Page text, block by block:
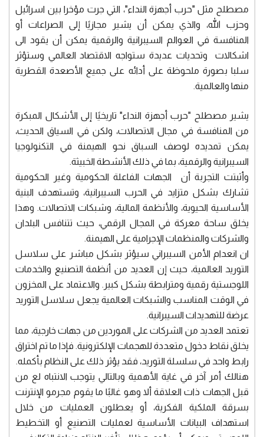
مصطلح مثل "حرب أجهزة النداء"، التي جرت مؤخرا بين اسرائيل
وحزب الله، والذي يمكن أن يشير مجازيًا إلى الصراعات أو
المنافسة في العوالم السيبرانية والرقمية يمكن أن يقود الى
اشكالات وتحديات عديدة ستواجه الاقتصاد العالمي وستؤثر
سلبا بصورة ملحوظة على أدائه على جميع الأصعدة القطرية
منها والعالمية.
يشير مصطلح "حرب أجهزة النداء" تاريخيًا إلى الأشكال المبكرة
من المنافسة في مجال الاتصالات، ولكن في السياق الحديث،
يمكن تمديده لوصف السباق نحو الهيمنة في التكنولوجيا
السيبرانية والرقمية، بما في ذلك الأنشطة الخبيثة.
وأثبتت التجربة أن الجهات الفاعلة الحكومية وغير الحكومية
تشارك بشكل متزايد في الحرب السيبرانية، وتستهدف البنية
الأساسية الحيوية، والأنظمة المالية، وشبكات الاتصالات. وهذا
يخلق ساحة معركة في المجال الرقمي، حيث تتنافس البلدان
والشركات والمنظمات الإجرامية على الهيمنة.
ان انعدام الأمن السيبراني سيؤثر بشكل مباشر على سلاسل
التوريد العالمية، حيث إن العديد من أنظمة التصنيع والخدمات
اللوجستية رقمية ومترابطة بشكل كبير. والاعتماد على المخزون
في الوقت المناسب والشبكات العالمية يجعل سلاسل التوريد
عرضة للتهديدات السيبرانية.
تعتمد العديد من الشركات على الموردين من جهات خارجية، مما
يخلق نقاط دخول متعددة للهجمات الإلكترونية. فإذا ما تم اختراق
رابط واحد في سلسلة التوريد، فقد يؤثر ذلك على النظام بأكمله.
هنالك أمر آخر في غاية الأهمية وبالتالي يتوجب الانتباه لع من
قبل الجهات ذات العلاقة ألا وهو غالبًا ما يقوم مجرمو الإنترنت
بسرقة الملكية الفكرية، أو يعطلون العمليات من خلال
استهداف البيانات الأساسية لعمليات التصنيع أو التخطيط